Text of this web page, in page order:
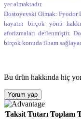
yer almaktadır.
Dostoyevski Olmak: Fyodor
hayatın birçok yönü
aforizmaları derlenmiştir.
birçok konuda ilham
Bu ürün hakkında hiç
Yorum yap
Taksit Tutarı Toplam